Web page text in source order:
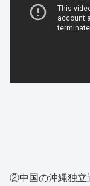
②中国の沖縄独立